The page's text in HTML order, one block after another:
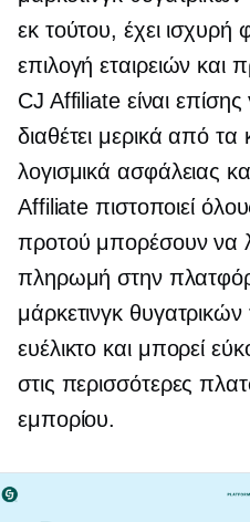
εκ τούτου, έχει ισχυρή
επιλογή εταιρειών
CJ Affiliate είναι
διαθέτει μερικά από τα
λογισμικά ασφάλειας
Affiliate πιστοποιεί
προτού μπορέσουν να
πληρωμή στην
μάρκετινγκ
ευέλικτο και μπορεί
στις περισσότερες
εμπορίου.